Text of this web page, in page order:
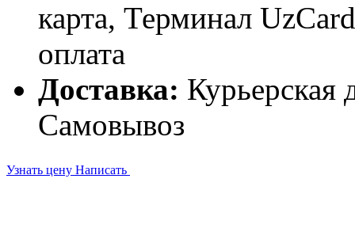
карта, Терминал
оплата
Доставка: Курьерская
Самовывоз
Узнать цену Написать